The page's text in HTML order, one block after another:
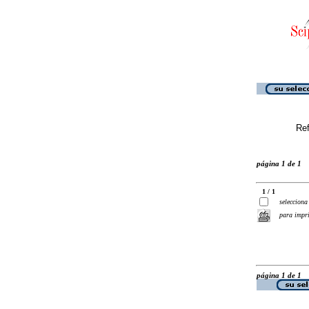
página 1 de 1
1 / 1
selecciona
para
página 1 de 1